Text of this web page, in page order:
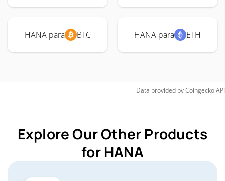
HANA para BTC HANA para ETH
Data provided byCoingeckoAPI
Explore Our Other Products
for HANA